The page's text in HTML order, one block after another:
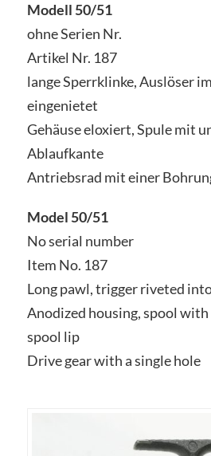
Modell 50/51
ohne Serien Nr.
Artikel Nr. 187
lange Sperrklinke, Auslöser
eingenietet
Gehäuse eloxiert, Spule mit
Ablaufkante
Antriebsrad mit einer
Model 50/51
No serial number
Item No. 187
Long pawl, trigger riveted
Anodized housing, spool
spool lip
Drive gear with a single hole